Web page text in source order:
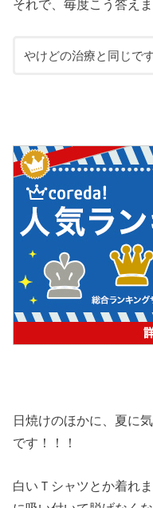
それで、毎度こう答えま
やけどの治療と同じで
日焼けのほかに、夏に
です！！！
白いＴシャツとか着れ